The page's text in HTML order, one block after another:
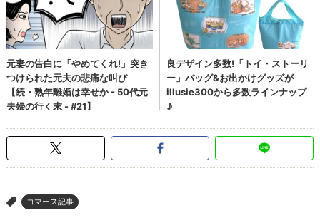
> コマース記事